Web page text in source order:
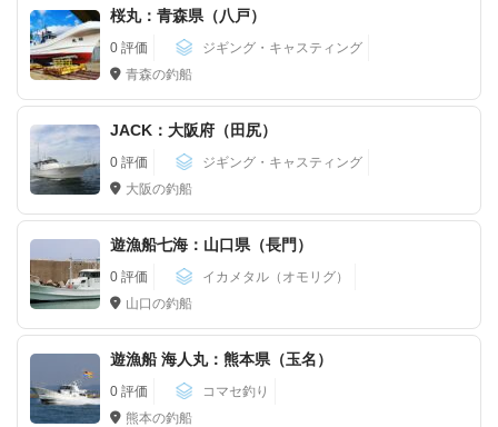
桜丸：青森県（八戸）
0 評価
ジギング・キャスティング
青森の釣船
JACK：大阪府（田尻）
0 評価
ジギング・キャスティング
大阪の釣船
遊漁船七海：山口県（長門）
0 評価
イカメタル（オモリグ）
山口の釣船
遊漁船 海人丸：熊本県（玉名）
0 評価
コマセ釣り
熊本の釣船